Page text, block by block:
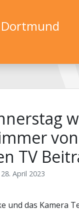
TV
28. April 2023
und das Kamera